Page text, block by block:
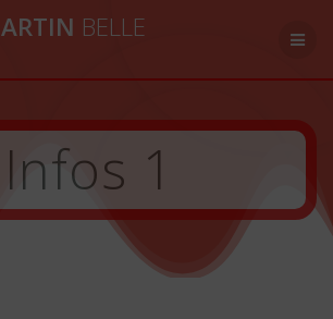
au
BELLE
Infos 1